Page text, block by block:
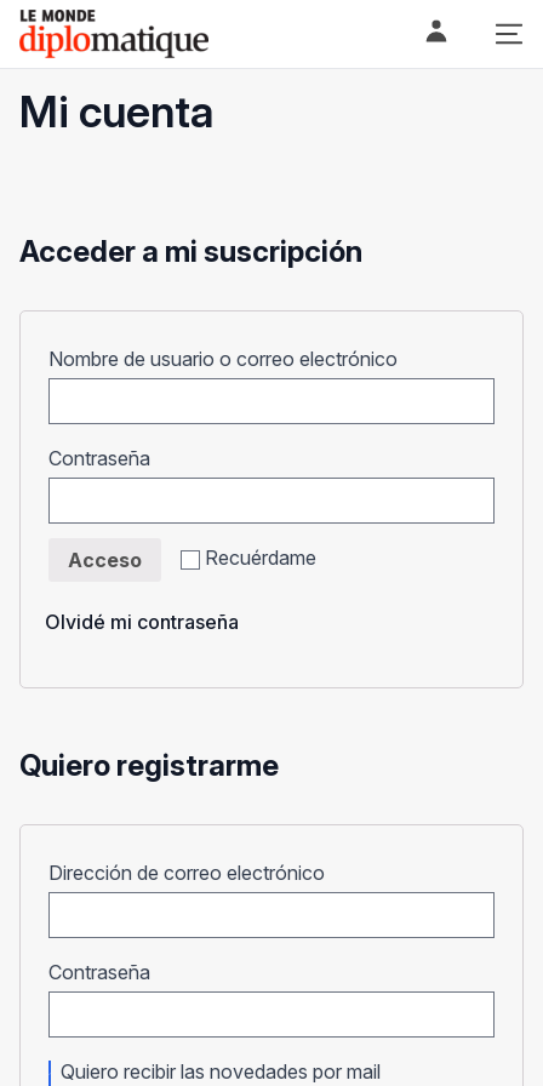
Skip
content
Le monde diplomatique
Mi cuenta
Acceder a mi suscripción
Nombre de usuario o correo electrónico
Contraseña
Recuérdame
Acceso
Olvidé mi contraseña
Quiero registrarme
Dirección de correo electrónico
Contraseña
Quiero recibir las novedades por mail